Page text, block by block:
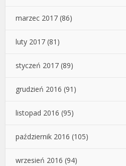
marzec 2017 (86)
luty 2017 (81)
styczeń 2017 (89)
grudzień 2016 (91)
listopad 2016 (95)
październik 2016 (105)
wrzesień 2016 (94)